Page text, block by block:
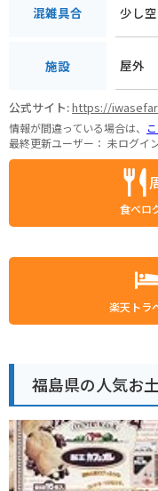
混雑具合 少し
施設 屋外
公式サイト:https://
情報が間違っている場合は、
最終更新ユーザー： 未ログイ
食べロ
楽天トラ
福島県の人気お